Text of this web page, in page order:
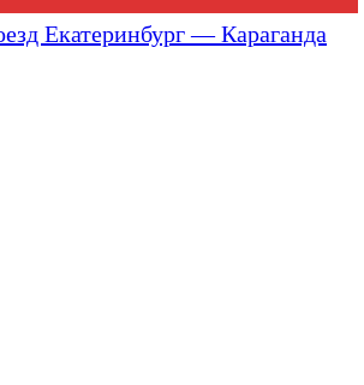
Екатеринбург — Караганда